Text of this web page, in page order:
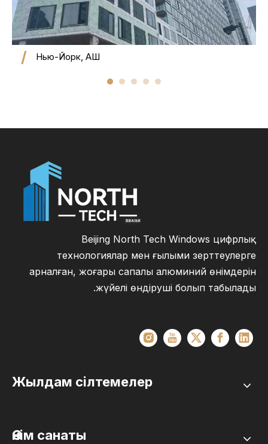
Нью-Йорк, АҚШ
Beijing North Tech Windows цифрлық
технологиялар мен ғылыми зерттеулерге
арналған, жоғары сапалы алюминий өнімдерін
жүйелі өндіруші болып табылады.
Жылдам сілтемелер
Өнім санаты